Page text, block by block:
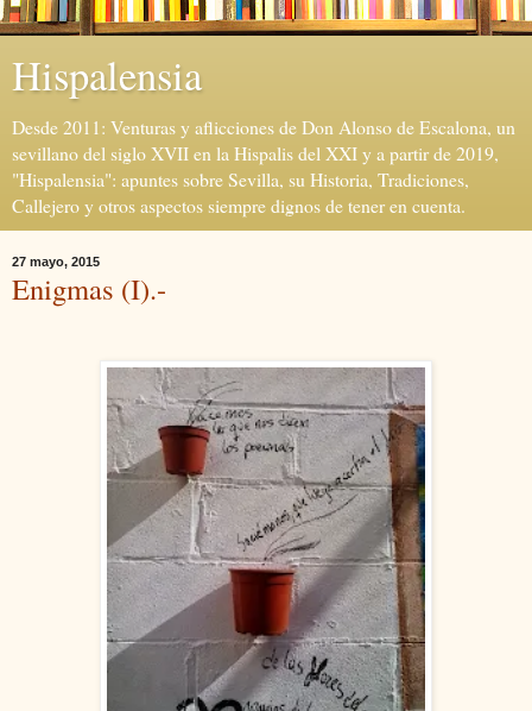
Hispalensia
Desde 2011: Venturas y aflicciones de Don Alonso de Escalona, un
sevillano del siglo XVII en la Hispalis del XXI y a partir de 2019,
"Hispalensia": apuntes sobre Sevilla, su Historia, Tradiciones,
Callejero y otros aspectos siempre dignos de tener en cuenta.
27 mayo, 2015
Enigmas (I).-